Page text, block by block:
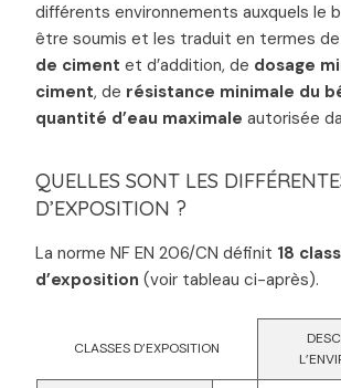
différents environnements auxquels le
être soumis et les traduit en termes
de ciment et d’addition, de dosage
ciment, de résistance minimale du
quantité d’eau maximale autorisée
QUELLES SONT LES
D’EXPOSITION ?
La norme NF EN 206/CN définit 18
d’exposition (voir tableau ci-après).
CLASSES D’EXPOSITION